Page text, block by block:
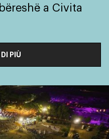
a Civita
PIÙ